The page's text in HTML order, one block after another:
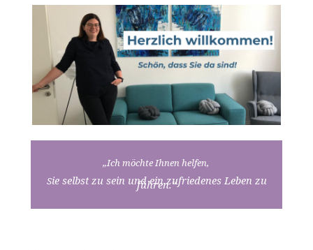
„Ich möchte Ihnen helfen,
Sie selbst zu sein und ein zufriedenes Leben zu
führen.“